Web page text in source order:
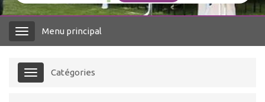
Menu Menu principal
Menu Catégories